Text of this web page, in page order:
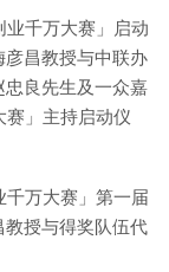
业千万大赛」启动
昌教授与中联办
良先生及一众嘉
赛」主持启动仪
千万大赛」第一届
授与得奖队伍代